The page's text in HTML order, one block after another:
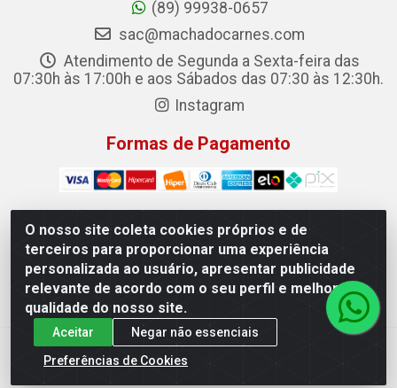
O nosso site coleta cookies próprios e de
terceiros para proporcionar uma experiência
personalizada ao usuário, apresentar publicidade
relevante de acordo com o seu perfil e melhorar a
qualidade do nosso site.
Aceitar
Negar não essenciais
Preferências de Cookies
(89) 99938-0657
sac@machadocarnes.com
Atendimento de Segunda a Sexta-feira das
07:30h às 17:00h e aos Sábados das 07:30 às 12:30h.
Instagram
Formas de Pagamento
Machado Carnes Distribuidora de Alimentos LTDA -
Logradouro: Avenida Candido Aleixo, 148 - Centro - Oeiras/PI
- CEP 64.500-000 - 31.391.008/0001-50